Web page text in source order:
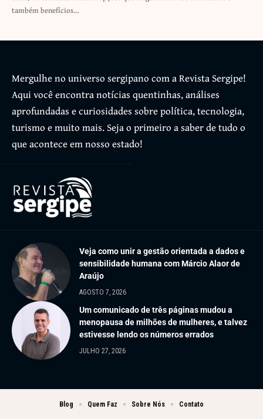
também benefícios…
Mergulhe no universo sergipano com a Revista Sergipe!
Aqui você encontra notícias quentinhas, análises
aprofundadas e curiosidades sobre política, tecnologia,
turismo e muito mais. Seja o primeiro a saber de tudo o
que acontece em nosso estado!
Veja como unir a gestão orientada a dados e
sensibilidade humana com Márcio Alaor de
Araújo
AGOSTO 7, 2026
Um comunicado de três páginas mudou a
menopausa de milhões de mulheres, e talvez
estivesse lendo os números errados
JULHO 27, 2026
Blog Quem Faz Sobre Nós Contato